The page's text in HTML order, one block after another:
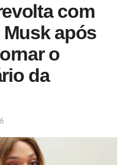
com
após
o
da